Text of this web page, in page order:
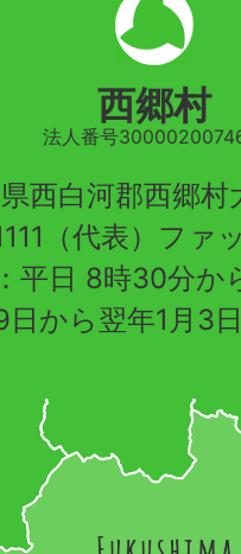
西郷村
法人番号
西白河郡西郷村
（代表）フ
平日 8時30分か
日から翌年1月3